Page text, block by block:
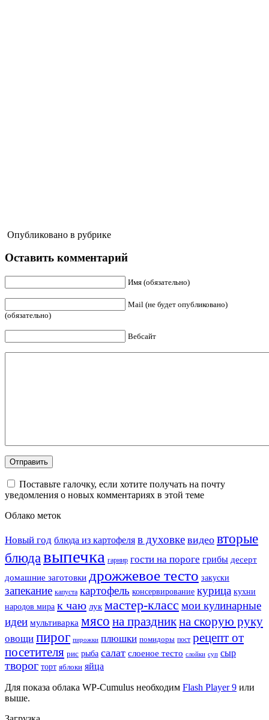
Опубликовано в рубрике
Оставить комментарий
Имя (обязательно)
Mail (не будет опубликовано)
(обязательно)
Вебсайт
Поставьте галочку, если хотите получать на почту
уведомления о новых комментариях в этой теме
Облако меток
Новый год блюда из картофеля в духовке видео вторые
блюдавыпечка гарнир гости на пороге грибы десерт
домашние заготовки дрожжевое тесто закуски
запекание капуста картофель консервирование курица кухни
народов мира к чаю лук мастер-класс мои кулинарные
идеи мультиварка мясо на праздникна скорую руку
овощи пирог пирожки плюшки помидоры пост рецепт от
посетителя рис рыба салат слоеное тесто слойки суп сыр
творог торт яблоки яйца
Для показа облака WP-Cumulus необходим Flash Player 9 или
выше.